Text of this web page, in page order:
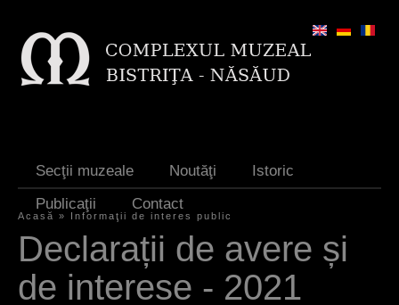
Secţii muzeale Noutăţi
Istoric
Publicaţii
Contact
E
t
Acasă » Informaţii de interes public
Declarații de avere și
de interese - 2021